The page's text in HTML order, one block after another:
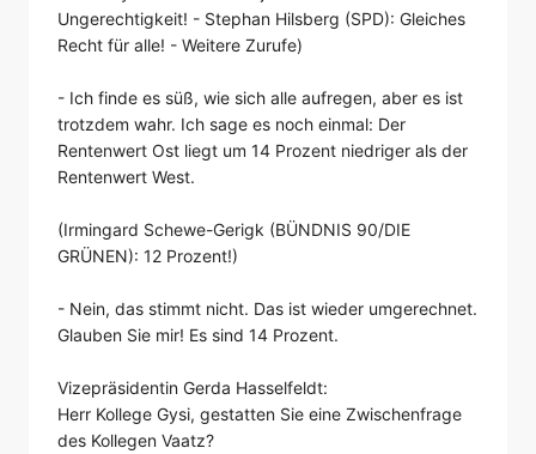
Ungerechtigkeit! - Stephan Hilsberg (SPD): Gleiches
Recht für alle! - Weitere Zurufe)
- Ich finde es süß, wie sich alle aufregen, aber es ist
trotzdem wahr. Ich sage es noch einmal: Der
Rentenwert Ost liegt um 14 Prozent niedriger als der
Rentenwert West.
(Irmingard Schewe-Gerigk (BÜNDNIS 90/DIE
GRÜNEN): 12 Prozent!)
- Nein, das stimmt nicht. Das ist wieder umgerechnet.
Glauben Sie mir! Es sind 14 Prozent.
Vizepräsidentin Gerda Hasselfeldt:
Herr Kollege Gysi, gestatten Sie eine Zwischenfrage
des Kollegen Vaatz?